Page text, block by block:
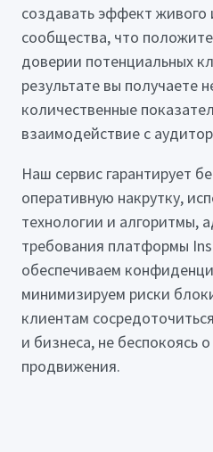
создавать эффект живого
сообщества, что
доверии потенциальных
результате вы получаете
количественные
взаимодействие с
Наш сервис гарантирует
оперативную накрутку,
технологии и алгоритмы,
требования платформы
обеспечиваем
минимизируем риски
клиентам
и бизнеса, не беспокоясь
продвижения.